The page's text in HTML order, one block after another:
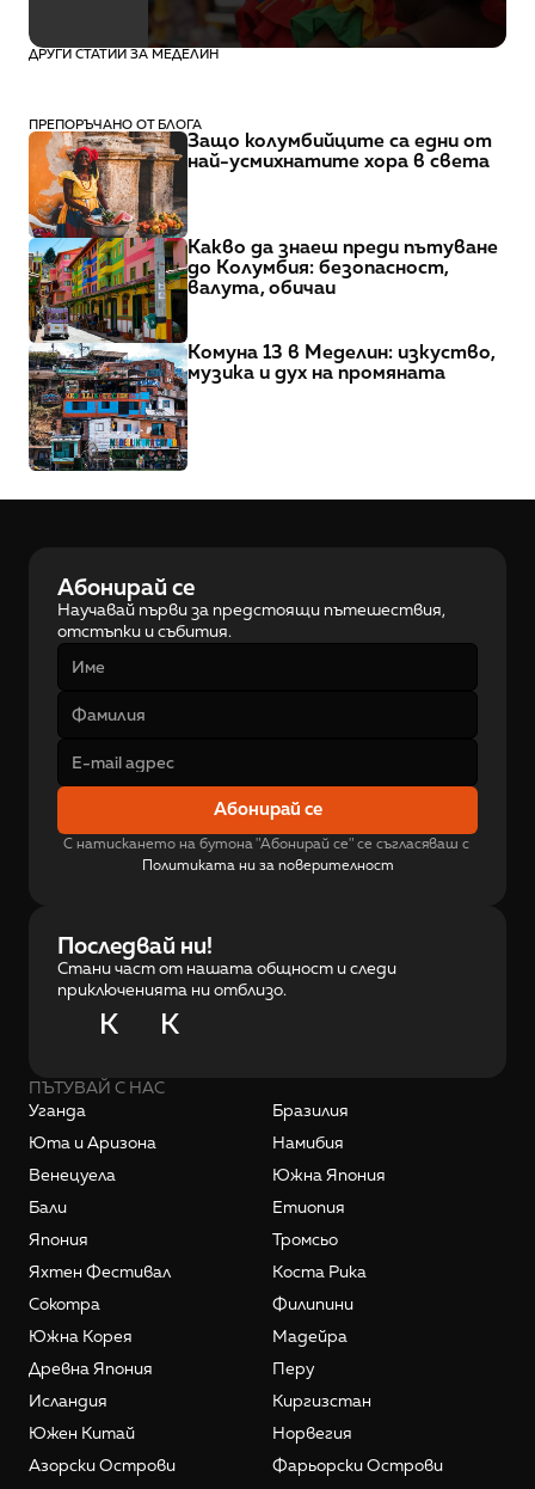
Януари 14 дни 9900 лв.
ДРУГИ СТАТИИ ЗА МЕДЕЛИН
ПРЕПОРЪЧАНО ОТ БЛОГА
Защо колумбийците са едни от
най-усмихнатите хора в света
Какво да знаеш преди пътуване
до Колумбия: безопасност,
валута, обичаи
Комуна 13 в Меделин: изкуство,
музика и дух на промяната
Абонирай се
Научавай първи за предстоящи пътешествия,
отстъпки и събития.
Абонирай се
С натискането на бутона "Абонирай се" се съгласяваш с
Политиката ни за поверителност
Последвай ни!
Стани част от нашата общност и следи
приключенията ни отблизо.
K K
ПЪТУВАЙ С НАС
Уганда
Бразилия
Юта и Аризона
Намибия
Венецуела
Южна Япония
Бали
Етиопия
Япония
Тромсьо
Яхтен Фестивал
Коста Рика
Сокотра
Филипини
Южна Корея
Мадейра
Древна Япония
Перу
Исландия
Киргизстан
Южен Китай
Норвегия
Азорски Острови
Фарьорски Острови